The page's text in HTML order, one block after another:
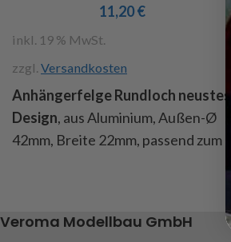
11,20€
inkl. 19 % MwSt.
zzgl. Versandkosten
Anhängerfelge Rundloch neustes
Design, aus Aluminium, Außen-Ø
42mm, Breite 22mm, passend zum
Art.Nr. 250045
Veroma Modellbau GmbH